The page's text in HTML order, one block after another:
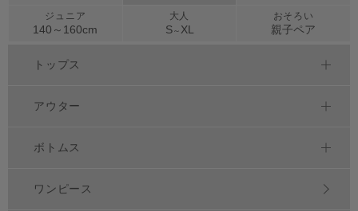
ジュニア
140～ 160cm
大人
S～ XL
おそろい
親子ペア
トップス
アウター
ボトムス
ワンピース